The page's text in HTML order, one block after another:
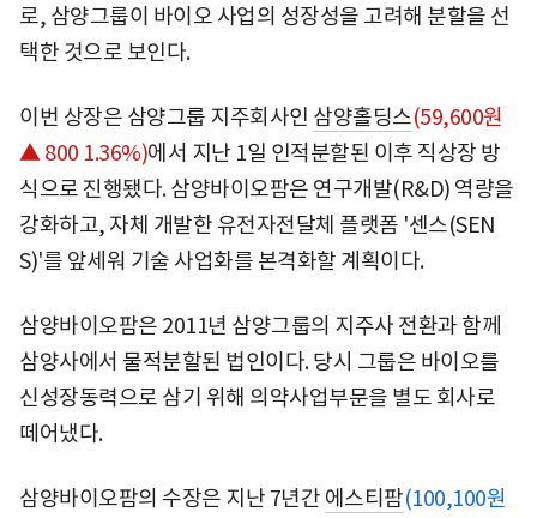
로, 삼양그룹이 바이오 사업의 성장성을 고려해 분할을 선
택한 것으로 보인다.
이번 상장은 삼양그룹 지주회사인 삼양홀딩스(59,600원
▲ 800 1.36%)에서 지난 1일 인적분할된 이후 직상장 방
식으로 진행됐다. 삼양바이오팜은 연구개발(R&D) 역량을
강화하고, 자체 개발한 유전자전달체 플랫폼 '센스(SEN
S)'를 앞세워 기술 사업화를 본격화할 계획이다.
삼양바이오팜은 2011년 삼양그룹의 지주사 전환과 함께
삼양사에서 물적분할된 법인이다. 당시 그룹은 바이오를
신성장동력으로 삼기 위해 의약사업부문을 별도 회사로
떼어냈다.
삼양바이오팜의 수장은 지난 7년간 에스티팜(100,100원